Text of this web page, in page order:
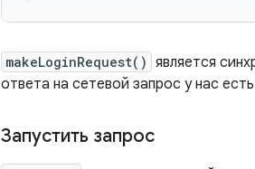
makeLoginRequest() является
ответа на сетевой запрос у нас
Запустить запрос